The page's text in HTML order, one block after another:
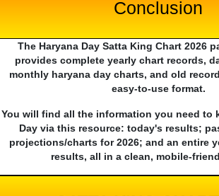
Conclusion
The Haryana Day Satta King Chart 2026
provides complete yearly chart records,
monthly haryana day charts, and old
easy-to-use format.
You will find all the information you need to
Day via this resource: today's results;
projections/charts for 2026; and an entire
results, all in a clean, mobile-